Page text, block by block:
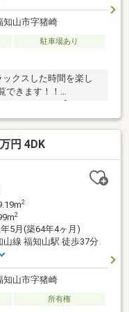
知山市字猪崎
駐車場あり
クスした時間を楽し
できます！！
MVUQf6m3pr】○アー
・綾部市を中心に、地
買いたい・売りた
報を迅速に提供いた
事でもお気軽にご相
相談は無料です！ご来
円 4DK
2
2
5月(築64年4ヶ月)
山線 福知山駅 徒歩37分
知山市字猪崎
所有権